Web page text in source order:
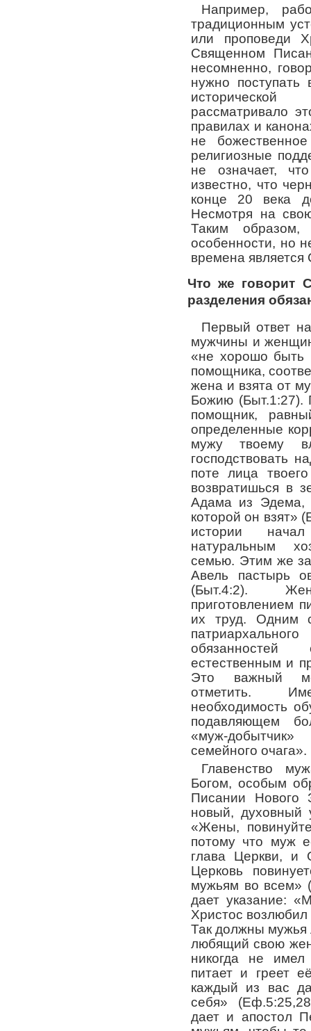
Например,
традиционным
или проповеди
Священном
несомненно,
нужно
рассматривало
правилах и
не
религиозные
не означает,
известно, что
конце 20 века
Несмотря на
Таким
особенности, но
времена
Что же говорит
разделения
Первый ответ
мужчины и
«не хорошо быть
помощника,
жена и взята от
Божию (Быт.1:27).
помощник,
определенные
мужу твоему
господствовать
поте лица
возвратишься в
Адама из Эдема,
которой он взят» (
истории
натуральным
семью. Этим же
Авель пастырь
(Быт.4:2).
приготовлением
их труд. Одним
естественным и
Это важный
отметить.
необходимость
подавляющем
«муж-
семейного очага».
Главенство
Богом, особым
Писании Нового
новый, духовный
«Жены,
потому что муж
глава Церкви, и
Церковь
мужьям во всем» (
дает указание:
Христос
Так должны мужья
любящий свою
никогда не
питает и греет
каждый из вас
себя» (
дает и апостол